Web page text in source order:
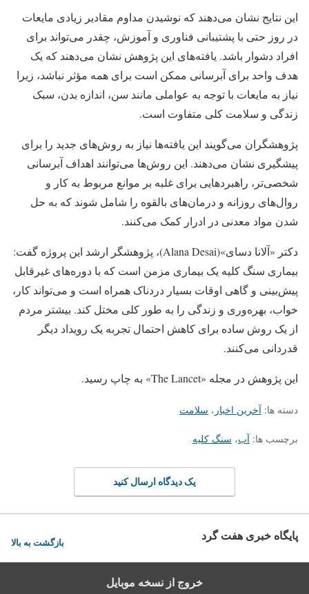
این نتایج نشان می‌دهند که نوشیدن مداوم مقادیر زیادی مایعات
در روز حتی با پشتیبانی فناوری و آموزش، چقدر می‌تواند برای
افراد دشوار باشد. یافته‌های این پژوهش نشان می‌دهند که یک
هدف واحد برای آبرسانی ممکن است برای همه مؤثر نباشد، زیرا
نیاز به مایعات با توجه به عواملی مانند سن، اندازه بدن، سبک
زندگی و سلامت کلی متفاوت است.
پژوهشگران می‌گویند این یافته‌ها نیاز به روش‌های جدید را برای
پیشگیری نشان می‌دهند. این روش‌ها می‌توانند اهداف آبرسانی
شخصی‌تر، راهبردهایی برای غلبه بر موانع مربوط به کار و
روال‌های روزانه و درمان‌های بالقوه را شامل شوند که به حل
شدن مواد معدنی در ادرار کمک می‌کنند.
دکتر «آلانا دسای»(Alana Desai)، پژوهشگر ارشد این پروژه گفت:
بیماری سنگ کلیه یک بیماری مزمن است که با دوره‌های غیرقابل
پیش‌بینی و گاهی اوقات بسیار دردناک همراه است و می‌تواند کار،
خواب، بهره‌وری و زندگی را به طور کلی مختل کند. بیشتر مردم
از یک روش ساده برای کاهش احتمال تجربه یک رویداد دیگر
قدردانی می‌کنند.
این پژوهش در مجله «The Lancet» به چاپ رسید.
دسته ها: آخرین اخبار ، سلامت
برچسب ها: آب، سنگ کلیه
یک دیدگاه ارسال کنید
پایگاه خبری هفت گرد بازگشت به بالا
خروج از نسخه موبایل